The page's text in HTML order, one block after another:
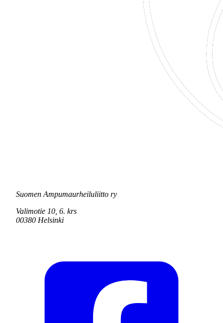
Suomen Ampumaurheiluliitto ry
Valimotie 10, 6. krs
00380 Helsinki